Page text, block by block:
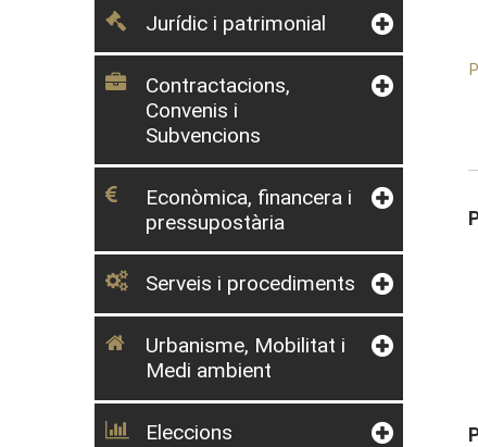
Jurídic i patrimonial
Contractacions,
Convenis i
Subvencions
Econòmica, financera i
pressupostària
Serveis i procediments
Urbanisme, Mobilitat i
Medi ambient
Eleccions